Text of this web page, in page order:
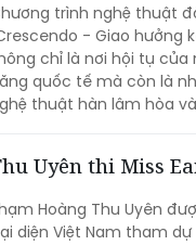
trình nghệ thuật
- Giao hưởng
chỉ là nơi hội tụ của
quốc tế mà còn là
thuật hàn lâm hòa
nhòa khoảng cách
trong lòng người dân
du khách thập
Uyên thi Miss
Hoàng Thu Uyên
diện Việt Nam tham dự